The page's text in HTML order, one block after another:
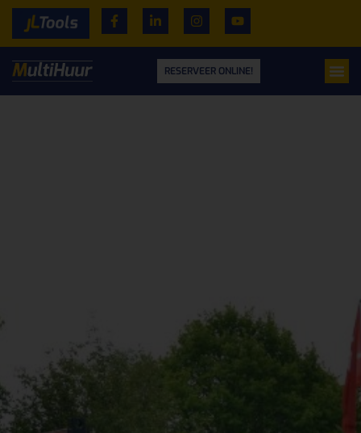
RESERVEER ONLINE!